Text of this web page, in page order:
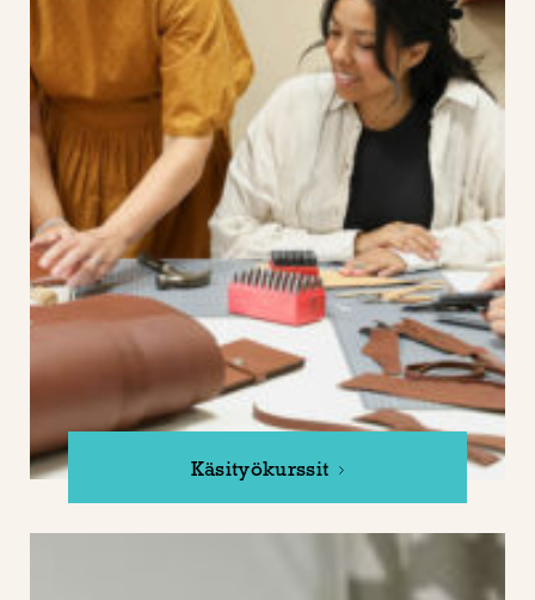
Käsityökurssit